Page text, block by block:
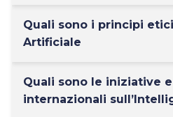
Quali sono i principi
Artificiale
Quali sono le iniziative
internazionali